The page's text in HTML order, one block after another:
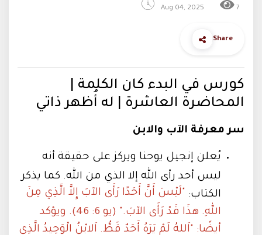
Aug 04, 2025 7
Share
كورس في البدء كان الكلمة |
المحاضرة العاشرة | له أُظهر ذاتي
سر معرفة الآب والابن
يُعلن إنجيل يوحنا ويركز على حقيقة أنه
ليس أحد رأى الله إلا الذي من الله. كما يذكر
الكتاب: "لَيْسَ أَنَّ أَحَدًا رَأَى الآبَ إِلاَّ الَّذِي مِنَ
اللهِ. هذَا قَدْ رَأَى الآبَ." (يو 6: 46). ويؤكد
أيضًا: "اَللهُ لَمْ يَرَهُ أَحَدٌ قَطُّ. اَلابْنُ الْوَحِيدُ الَّذِي